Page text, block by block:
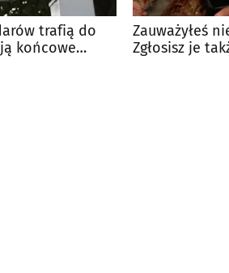
trafią do
końcowe
Zauważyłeś
Zgłosisz je